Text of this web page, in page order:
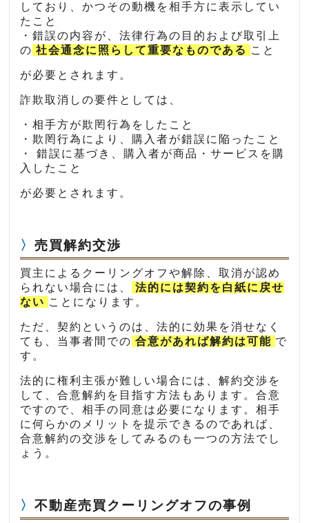
しており、かつその動機を相手方に表示してい
たこと
・錯誤の内容が、法律行為の目的および取引上
の 社会通念に照らして重要なものである こと
が必要とされます。
詐欺取消しの要件としては、
・相手方が欺罔行為をしたこと
・欺罔行為により、購入者が錯誤に陥ったこと
・ 錯誤に基づき、購入者が商品・サービスを購
入したこと
が必要とされます。
売買解約交渉
買主によるクーリングオフや解除、取消が認め
られない場合には、
法的には契約を白紙に戻せ
ない ことになります。
ただ、契約というのは、法的に効果を消せなく
ても、当事者間での 合意があれば解約は可能 で
す。
法的に権利主張が難しい場合には、解約交渉を
して、合意解約を目指す方法もあります。合意
ですので、相手の同意は必要になります。相手
に何らかのメリットを提示できるのであれば、
合意解約の交渉をしてみるのも一つの方法でし
ょう。
不動産売買クーリングオフの事例